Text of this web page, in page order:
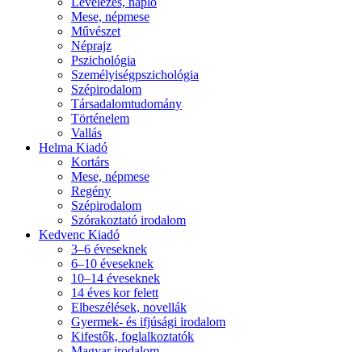
Mese, népmese
Művészet
Néprajz
Pszichológia
Személyiségpszichológia
Szépirodalom
Társadalomtudomány
Történelem
Vallás
Helma Kiadó
Kortárs
Mese, népmese
Regény
Szépirodalom
Szórakoztató irodalom
Kedvenc Kiadó
3–6 éveseknek
6–10 éveseknek
10–14 éveseknek
14 éves kor felett
Elbeszélések, novellák
Gyermek- és ifjúsági irodalom
Kifestők, foglalkoztatók